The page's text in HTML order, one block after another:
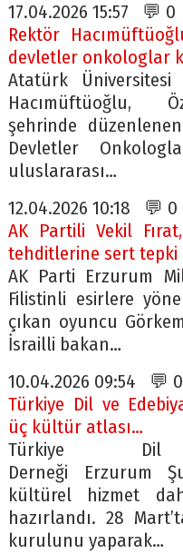
17.04.2026 15:57 💬
Rektör
devletler onkologlar
Atatürk
Hacımüftüoğlu,
şehrinde
Devletler
uluslararası…
12.04.2026 10:18 💬
AK Partili Vekil
tehditlerine sert tepki
AK Parti Erzurum
Filistinli esirlere
çıkan oyuncu
İsrailli bakan…
10.04.2026 09:54 💬
Türkiye Dil ve
üç kültür atlası…
Türkiye
Derneği Erzurum
kültürel hizmet
hazırlandı. 28
kurulunu yaparak…